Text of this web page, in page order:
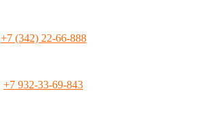
+7 (342) 22-66-888
+7 932-33-69-843